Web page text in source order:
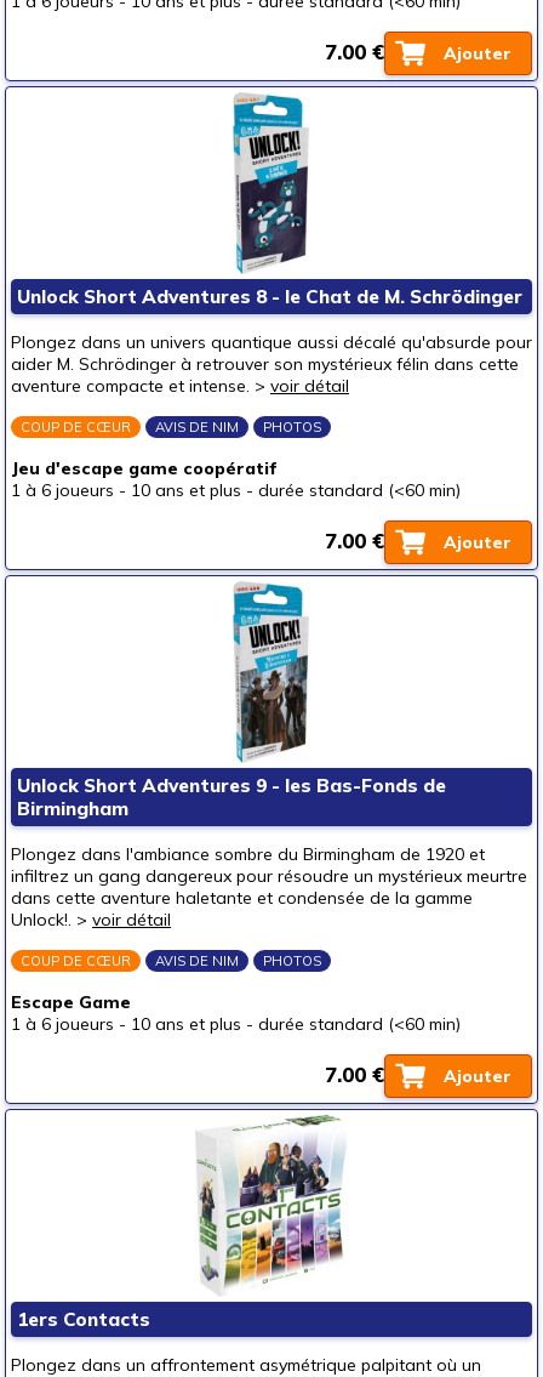
Ajouter
7.00 €
Unlock Short Adventures 8 - le Chat de M. Schrödinger
Plongez dans un univers quantique aussi décalé qu'absurde pour
aider M. Schrödinger à retrouver son mystérieux félin dans cette
aventure compacte et intense. > voir détail
COUP DE CŒUR AVIS DE NIM PHOTOS
Jeu d'escape game coopératif
1 à 6 joueurs - 10 ans et plus - durée standard (<60 min)
Ajouter
7.00 €
Unlock Short Adventures 9 - les Bas-Fonds de
Birmingham
Plongez dans l'ambiance sombre du Birmingham de 1920 et
infiltrez un gang dangereux pour résoudre un mystérieux meurtre
dans cette aventure haletante et condensée de la gamme
Unlock!. > voir détail
COUP DE CŒUR AVIS DE NIM PHOTOS
Escape Game
1 à 6 joueurs - 10 ans et plus - durée standard (<60 min)
Ajouter
7.00 €
1ers Contacts
Plongez dans un affrontement asymétrique palpitant où un